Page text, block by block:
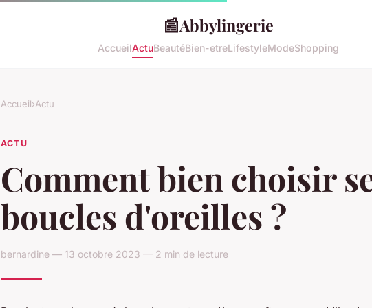
📰Abbylingerie
AccueilActuBeautéBien-etreLifestyleModeShopping
Accueil›Actu
ACTU
Comment bien choisir
boucles d'oreilles ?
bernardine — 13 octobre 2023 — 2 min de lecture